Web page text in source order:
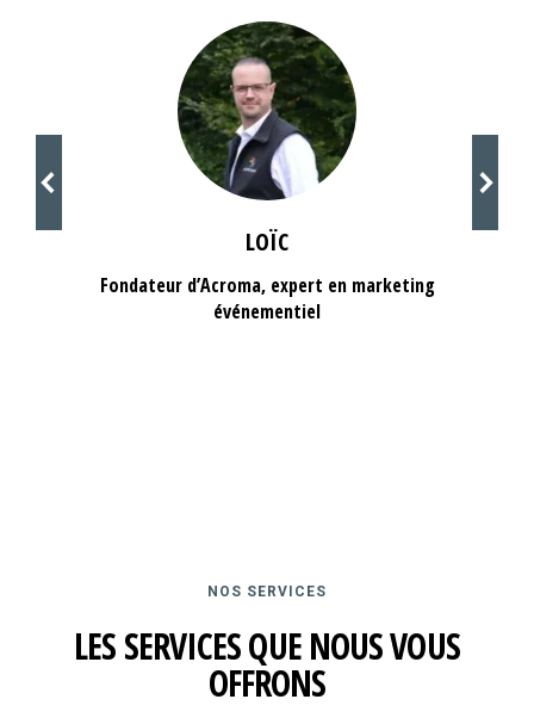
LOÏC
Fondateur d’Acroma, expert en marketing
événementiel
NOS SERVICES
LES SERVICES QUE NOUS VOUS
OFFRONS